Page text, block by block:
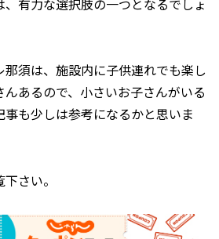
須は、施設内に子供連れでも楽し
あるので、小さいお子さんがいる
も少しは参考になるかと思いま
さい。